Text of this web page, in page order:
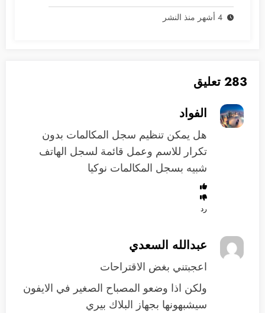
4 أشهر منذ النشر
283 تعليق
الفواد
هل يمكن تنظيم سجل المكالمات بدون
تكرار للاسم وعمل قائمة لسجل الهاتف
شبيه بسجل المكالمات نوكيا
رد
عبدالله السعدي
اعجبتني بغض الاقتراحات
ولكن اذا وضعو المصباح الصغير في الايفون
سيشبهونها بجهاز البلاك بيري